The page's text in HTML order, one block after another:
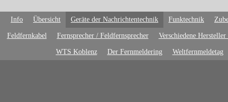
Info Übersicht Geräte der Nachrichtentechnik Funktechnik
Feldfernkabel Fernsprecher / Feldfernsprecher Verschiedene
WTS Koblenz Der Fernmeldering Weltfernmeldetag